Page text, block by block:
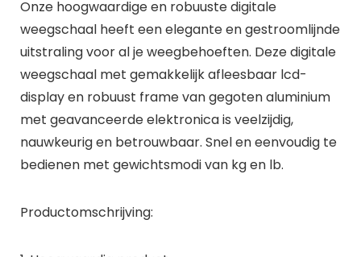
Onze hoogwaardige en robuuste digitale
weegschaal heeft een elegante en gestroomlijnde
uitstraling voor al je weegbehoeften. Deze digitale
weegschaal met gemakkelijk afleesbaar lcd-
display en robuust frame van gegoten aluminium
met geavanceerde elektronica is veelzijdig,
nauwkeurig en betrouwbaar. Snel en eenvoudig te
bedienen met gewichtsmodi van kg en lb.
Productomschrijving: